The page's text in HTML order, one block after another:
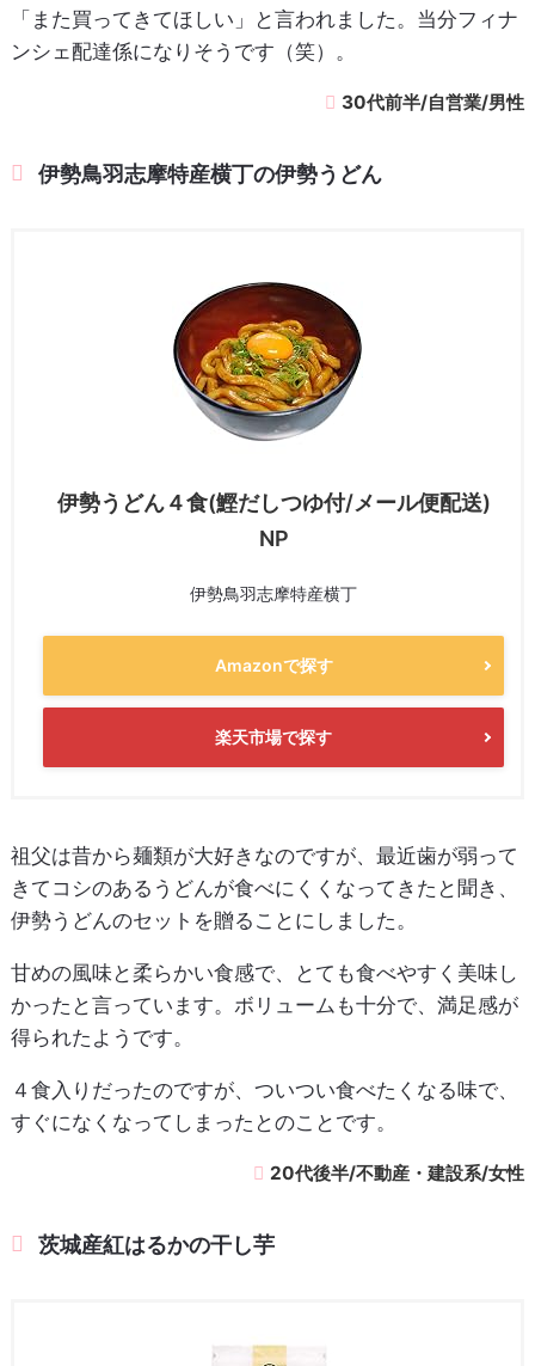
「また買ってきてほしい」と言われました。当分フィナ
ンシェ配達係になりそうです（笑）。
30代前半/自営業/男性
伊勢鳥羽志摩特産横丁の伊勢うどん
伊勢うどん４食(鰹だしつゆ付/メール便配送)
NP
伊勢鳥羽志摩特産横丁
Amazonで探す
楽天市場で探す
祖父は昔から麺類が大好きなのですが、最近歯が弱って
きてコシのあるうどんが食べにくくなってきたと聞き、
伊勢うどんのセットを贈ることにしました。
甘めの風味と柔らかい食感で、とても食べやすく美味し
かったと言っています。ボリュームも十分で、満足感が
得られたようです。
４食入りだったのですが、ついつい食べたくなる味で、
すぐになくなってしまったとのことです。
20代後半/不動産・建設系/女性
茨城産紅はるかの干し芋